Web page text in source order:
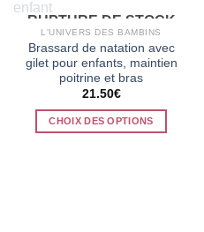
sur
la
page
du
produit
RUPTURE DE STOCK
L'UNIVERS DES BAMBINS
Brassard de natation avec
gilet pour enfants, maintien
poitrine et bras
21.50€
CHOIX DES OPTIONS